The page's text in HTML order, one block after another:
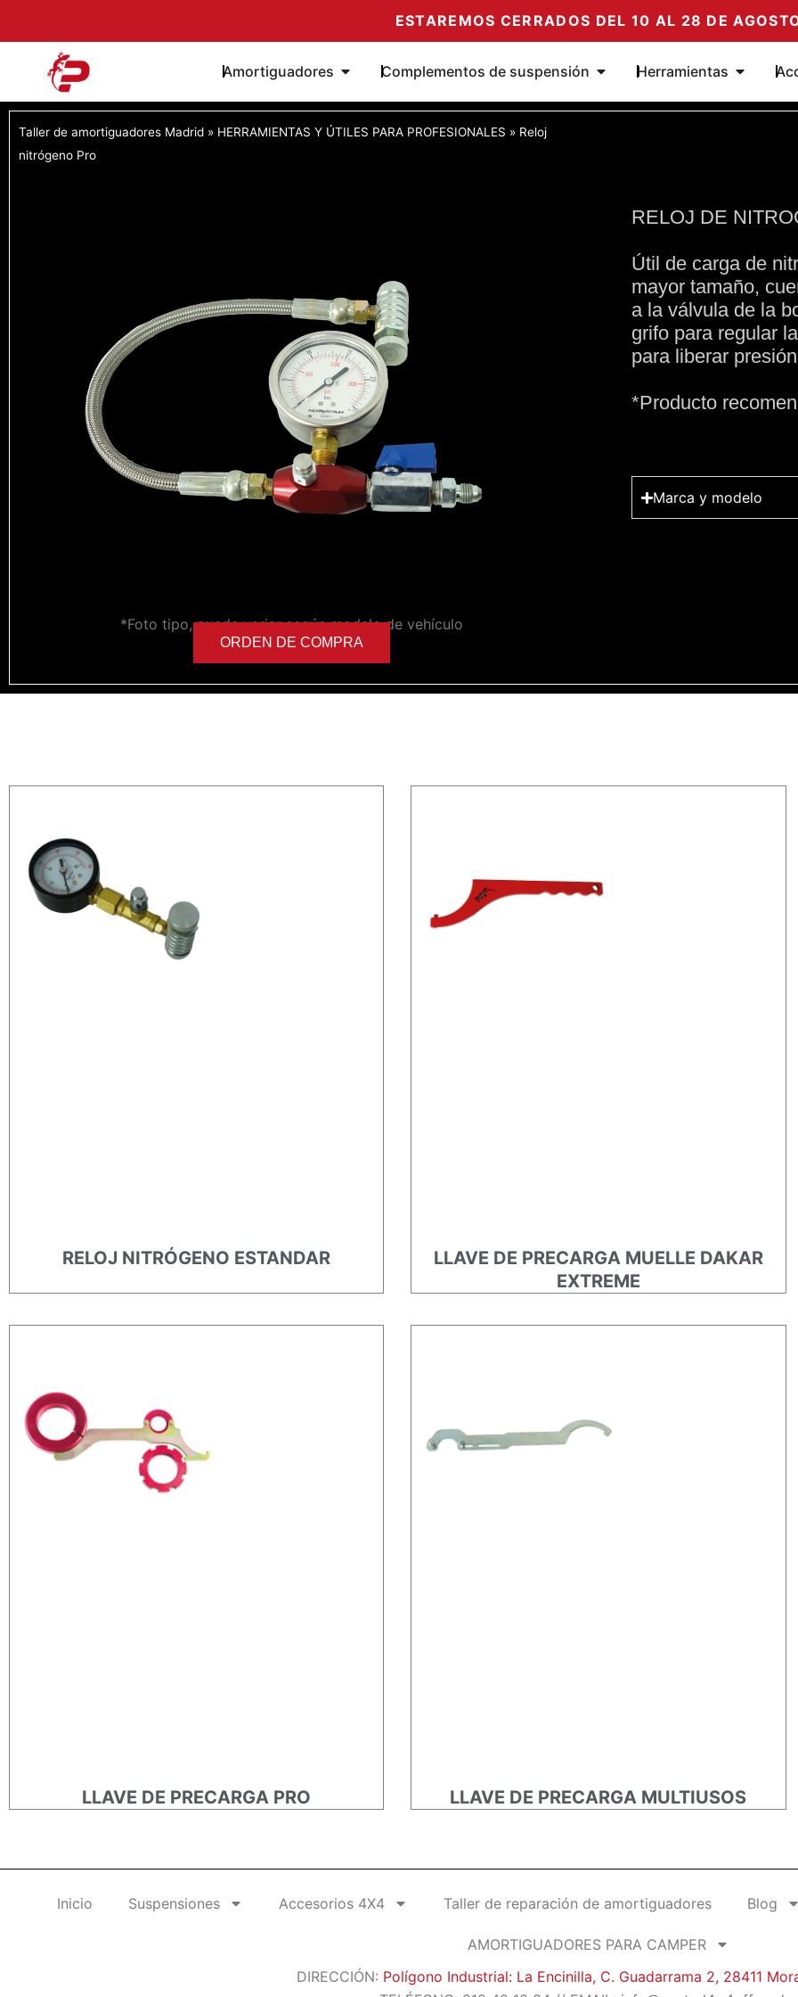
contenido
ESTAREMOS CERRADOS DEL 10 AL 28 DE
Amortiguadores Öffne Amortiguadores
Complementos de suspensión Öffne Complementos de
Herramientas Öffne
Taller de amortiguadores Madrid » HERRAMIENTAS Y ÚTILES PARA PROFESIONALES » Reloj
nitrógeno Pro
*Foto tipo, puede variar según modelo de vehículo
ORDEN DE COMPRA
RELOJ DE
Útil de carga de
mayor tamaño,
a la válvula de la
grifo para regular
para liberar
*Producto
Marca y modelo
RELOJ NITRÓGENO ESTANDAR
LLAVE DE PRECARGA MUELLE DAKAR
EXTREME
LLAVE DE PRECARGA PRO LLAVE DE PRECARGA MULTIUSOS
Inicio Suspensiones Accesorios 4X4 Taller de reparación de amortiguadores Blog
AMORTIGUADORES PARA CAMPER
DIRECCIÓN: Polígono Industrial: La Encinilla, C. Guadarrama 2, 28411